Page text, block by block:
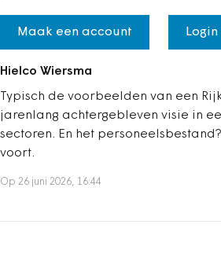
Maak een account Login
Hielco Wiersma
Typisch de voorbeelden van een
jarenlang achtergebleven visie in
sectoren. En het
voort.
Op 26 juni 2026, 16:44